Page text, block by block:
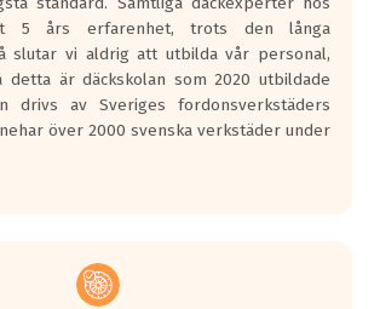
delas ut för
lätta lastbilar.
ett test där däcken
på en väg där det ligger
skillnaden på
50km/h brukar
5 års erfarenhet, trots den långa
slutar vi aldrig att utbilda vår personal,
är däckskolan som 2020 utbildade
drivs av Sveriges fordonsverkstäders
över 2000 svenska verkstäder under